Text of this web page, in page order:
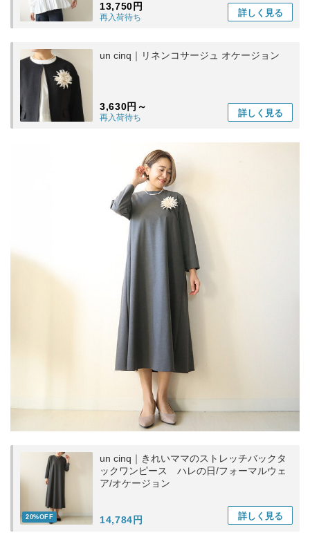
13,750円
再入荷待ち 詳しく 見る
un cinq｜リネンコサージュ オケージョン
3,630円～
再入荷待ち 詳しく 見る
20%OFF
un cinq｜きれいママのストレッチバックタ
ックワンピース ハレの日/フォーマルウェ
ア/オケージョン
14,784円 詳しく 見る